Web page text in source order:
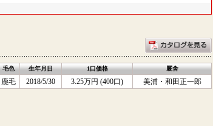
毛色 生年月日 1口価格 厩舎
鹿毛 2018/5/30 3.25万円 (400口)
美浦・和田正一郎